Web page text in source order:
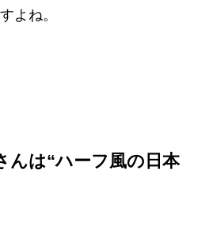
よね。
んは“ハーフ風の日本